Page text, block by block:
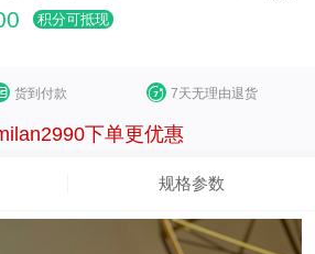
积分可抵现
货到付款 7天无理由退货
下单更优惠
规格参数